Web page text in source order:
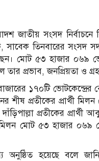
জাতীয় সংসদ নির্বাচনে
সাবেক তিনবারের
মোট ৫৩ হাজার
প্রভাব, জনপ্রিয়তা ও
১৭০টি
শীষ প্রতীকের প্রার্থী
প্রতীকের
মোট ৫৩ হাজার ০৬৯
হয়েছে বলে